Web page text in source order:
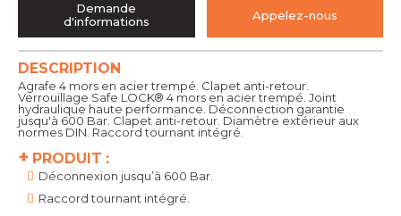
+ PRODUIT :
Déconnexion jusqu’à 600 Bar.
Raccord tournant intégré.
DESCRIPTION
Agrafe 4 mors en acier trempé. Clapet anti-retour.
Verrouillage Safe LOCK® 4 mors en acier trempé. Joint
hydraulique haute performance. Déconnection garantie
jusqu'à 600 Bar. Clapet anti-retour. Diamètre extérieur aux
normes DIN. Raccord tournant intégré.
Demande
d'informations
Appelez-nous